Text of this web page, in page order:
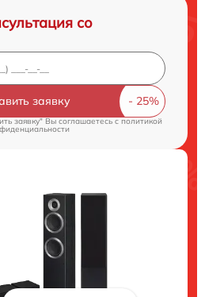
со
заявку
заявку" Вы соглашаетесь cполитикой